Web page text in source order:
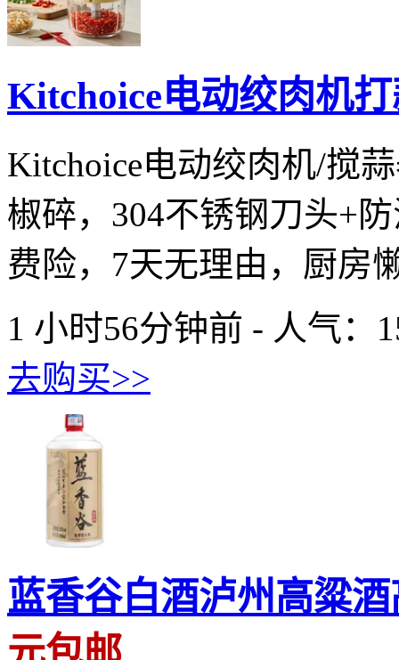
Kitchoice电动绞肉机
Kitchoice电动绞肉机/搅
椒碎，304不锈钢刀头+
费险，7天无理由，厨房
1 小时56分钟前 - 人气：
去购买>>
蓝香谷白酒泸州高粱